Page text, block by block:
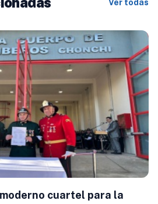
Ver todas
cuartel para la